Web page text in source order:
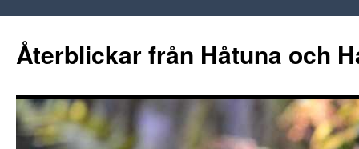
innehåll
Återblickar från Håtuna och